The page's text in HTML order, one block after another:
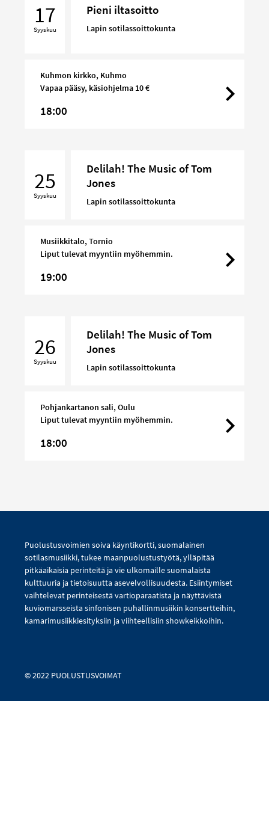
17
Syyskuu
Pieni iltasoitto
Lapin sotilassoittokunta
Kuhmon kirkko, Kuhmo
Vapaa pääsy, käsiohjelma 10 €
18:00
Music
25
Syyskuu
Delilah! The Music of Tom
Jones
Lapin sotilassoittokunta
Musiikkitalo, Tornio
Liput tulevat myyntiin myöhemmin.
19:00
Music
26
Syyskuu
Delilah! The Music of Tom
Jones
Lapin sotilassoittokunta
Pohjankartanon sali, Oulu
Liput tulevat myyntiin myöhemmin.
18:00
Puolustusvoimien soiva käyntikortti, suomalainen
sotilasmusiikki, tukee maanpuolustustyötä, ylläpitää
pitkäaikaisia perinteitä ja vie ulkomaille suomalaista
kulttuuria ja tietoisuutta asevelvollisuudesta. Esiintymiset
vaihtelevat perinteisestä vartioparaatista ja näyttävistä
kuviomarsseista sinfonisen puhallinmusiikin konsertteihin,
kamarimusiikkiesityksiin ja viihteellisiin showkeikkoihin.
© 2022 PUOLUSTUSVOIMAT